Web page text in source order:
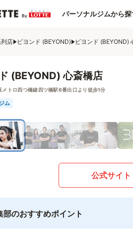
パーソナルジムから探
列店 ビヨンド (BEYOND) ビヨンド (BEYOND)
(BEYOND) 心斎橋店
メトロ四つ橋線四ツ橋駅6番出口より徒歩1分
ム
公式サイト
部のおすすめポイント